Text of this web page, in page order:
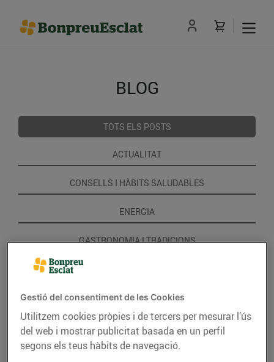
BLOG
TOTS ELS POSTS
ACTUALITAT
CONSELLS I HÀBITS SALUDABLES
ENERGIA
GASTRONOMIA I TRADICIONS
Gestió del consentiment de les Cookies
Utilitzem cookies pròpies i de tercers per mesurar l’ús
del web i mostrar publicitat basada en un perfil
segons els teus hàbits de navegació.